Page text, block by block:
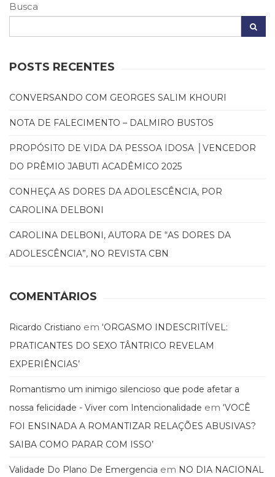
(222)
(14)
Alimentação
Economia,
(31)
(278)
Educação
Especial
(39)
Fisioterapia
(47)
(54)
Gestalt-
Jornalismo
LGBTQIA+
Literatura
Erótica
Literatura,
Ficção,
(69)
Obras
referência
Busca
POSTS RECENTES
CONVERSANDO COM GEORGES SALIM KHOURI
NOTA DE FALECIMENTO – DALMIRO BUSTOS
PROPÓSITO DE VIDA DA PESSOA IDOSA │VENCEDOR
DO PRÊMIO JABUTI ACADÊMICO 2025
CONHEÇA AS DORES DA ADOLESCÊNCIA, POR
CAROLINA DELBONI
CAROLINA DELBONI, AUTORA DE “AS DORES DA
ADOLESCÊNCIA”, NO REVISTA CBN
COMENTÁRIOS
Ricardo Cristiano em ‘ORGASMO INDESCRITÍVEL:
PRATICANTES DO SEXO TÂNTRICO REVELAM
EXPERIÊNCIAS’
Romantismo um inimigo silencioso que pode afetar a
nossa felicidade - Viver com Intencionalidade em ‘VOCÊ
FOI ENSINADA A ROMANTIZAR RELAÇÕES ABUSIVAS?
SAIBA COMO PARAR COM ISSO’
Validade Do Plano De Emergencia em NO DIA NACIONAL